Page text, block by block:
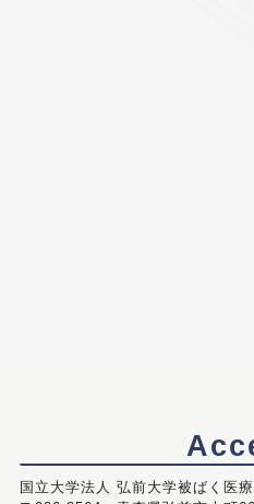
国立大学法人 弘前大学被ばく医